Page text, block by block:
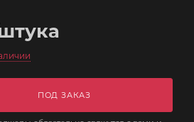
ПОД ЗАКАЗ